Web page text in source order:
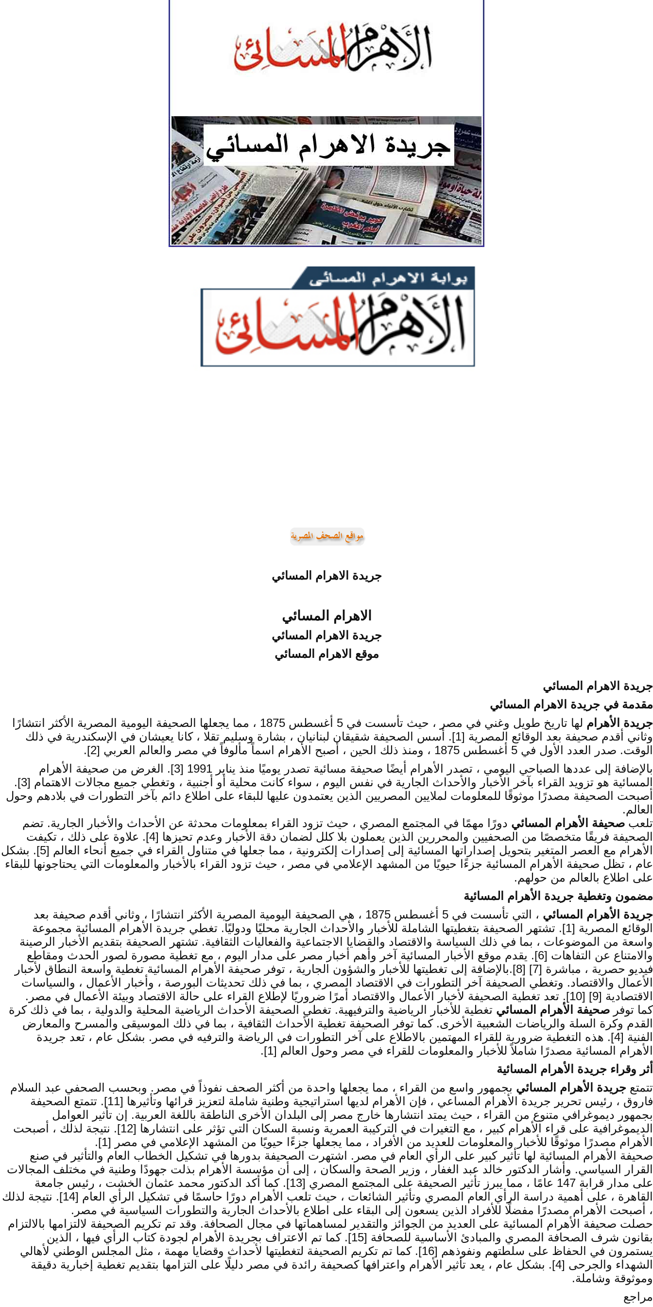
جريدة الاهرام المسائي
الاهرام المسائي
جريدة الاهرام المسائي
موقع الاهرام المسائي
جريدة الاهرام المسائي
مقدمة في جريدة الاهرام المسائي
جريدة الأهرام
لها تاريخ طويل وغني في مصر ، حيث تأسست في 5 أغسطس 1875 ، مما يجعلها الصحيفة اليومية المصرية الأكثر انتشارًا
وثاني أقدم صحيفة بعد الوقائع المصرية [1]. أسس الصحيفة شقيقان لبنانيان ، بشارة وسليم تقلا ، كانا يعيشان في الإسكندرية في ذلك
الوقت. صدر العدد الأول في 5 أغسطس 1875 ، ومنذ ذلك الحين ، أصبح الأهرام اسماً مألوفاً في مصر والعالم العربي [2].
بالإضافة إلى عددها الصباحي اليومي ، تصدر الأهرام أيضًا صحيفة مسائية تصدر يوميًا منذ يناير 1991 [3]. الغرض من صحيفة الأهرام
المسائية هو تزويد القراء بآخر الأخبار والأحداث الجارية في نفس اليوم ، سواء كانت محلية أو أجنبية ، وتغطي جميع مجالات الاهتمام [3].
أصبحت الصحيفة مصدرًا موثوقًا للمعلومات لملايين المصريين الذين يعتمدون عليها للبقاء على اطلاع دائم بآخر التطورات في بلادهم وحول
العالم.
تلعب صحيفة الأهرام المسائي دورًا مهمًا في المجتمع المصري ، حيث تزود القراء بمعلومات محدثة عن الأحداث والأخبار الجارية. تضم
الصحيفة فريقًا متخصصًا من الصحفيين والمحررين الذين يعملون بلا كلل لضمان دقة الأخبار وعدم تحيزها [4]. علاوة على ذلك ، تكيفت
الأهرام مع العصر المتغير بتحويل إصداراتها المسائية إلى إصدارات إلكترونية ، مما جعلها في متناول القراء في جميع أنحاء العالم [5]. بشكل
عام ، تظل صحيفة الأهرام المسائية جزءًا حيويًا من المشهد الإعلامي في مصر ، حيث تزود القراء بالأخبار والمعلومات التي يحتاجونها للبقاء
على اطلاع بالعالم من حولهم.
مضمون وتغطية جريدة الأهرام المسائية
جريدة الأهرام المسائي
، التي تأسست في 5 أغسطس 1875 ، هي الصحيفة اليومية المصرية الأكثر انتشارًا ، وثاني أقدم صحيفة بعد
الوقائع المصرية [1]. تشتهر الصحيفة بتغطيتها الشاملة للأخبار والأحداث الجارية محليًا ودوليًا. تغطي جريدة الأهرام المسائية مجموعة
واسعة من الموضوعات ، بما في ذلك السياسة والاقتصاد والقضايا الاجتماعية والفعاليات الثقافية. تشتهر الصحيفة بتقديم الأخبار الرصينة
والامتناع عن التفاهات [6]. يقدم موقع الأخبار المسائية آخر وأهم أخبار مصر على مدار اليوم ، مع تغطية مصورة لصور الحدث ومقاطع
فيديو حصرية ، مباشرة [7] [8].بالإضافة إلى تغطيتها للأخبار والشؤون الجارية ، توفر صحيفة الأهرام المسائية تغطية واسعة النطاق لأخبار
الأعمال والاقتصاد. وتغطي الصحيفة آخر التطورات في الاقتصاد المصري ، بما في ذلك تحديثات البورصة ، وأخبار الأعمال ، والسياسات
الاقتصادية [9] [10]. تعد تغطية الصحيفة لأخبار الأعمال والاقتصاد أمرًا ضروريًا لإطلاع القراء على حالة الاقتصاد وبيئة الأعمال في مصر.
كما توفر صحيفة الأهرام المسائي تغطية للأخبار الرياضية والترفيهية. تغطي الصحيفة الأحداث الرياضية المحلية والدولية ، بما في ذلك كرة
القدم وكرة السلة والرياضات الشعبية الأخرى. كما توفر الصحيفة تغطية الأحداث الثقافية ، بما في ذلك الموسيقى والمسرح والمعارض
الفنية [4]. هذه التغطية ضرورية للقراء المهتمين بالاطلاع على آخر التطورات في الرياضة والترفيه في مصر. بشكل عام ، تعد جريدة
الأهرام المسائية مصدرًا شاملاً للأخبار والمعلومات للقراء في مصر وحول العالم [1].
أثر وقراء جريدة الأهرام المسائية
تتمتع جريدة الأهرام المسائي بجمهور واسع من القراء ، مما يجعلها واحدة من أكثر الصحف نفوذاً في مصر. وبحسب الصحفي عبد السلام
فاروق ، رئيس تحرير جريدة الأهرام المساعي ، فإن الأهرام لديها استراتيجية وطنية شاملة لتعزيز قرائها وتأثيرها [11]. تتمتع الصحيفة
بجمهور ديموغرافي متنوع من القراء ، حيث يمتد انتشارها خارج مصر إلى البلدان الأخرى الناطقة باللغة العربية. إن تأثير العوامل
الديموغرافية على قراء الأهرام كبير ، مع التغيرات في التركيبة العمرية ونسبة السكان التي تؤثر على انتشارها [12]. نتيجة لذلك ، أصبحت
الأهرام مصدرًا موثوقًا للأخبار والمعلومات للعديد من الأفراد ، مما يجعلها جزءًا حيويًا من المشهد الإعلامي في مصر [1].
صحيفة الأهرام المسائية لها تأثير كبير على الرأي العام في مصر. اشتهرت الصحيفة بدورها في تشكيل الخطاب العام والتأثير في صنع
القرار السياسي. وأشار الدكتور خالد عبد الغفار ، وزير الصحة والسكان ، إلى أن مؤسسة الأهرام بذلت جهودًا وطنية في مختلف المجالات
على مدار قرابة 147 عامًا ، مما يبرز تأثير الصحيفة على المجتمع المصري [13]. كما أكد الدكتور محمد عثمان الخشت ، رئيس جامعة
القاهرة ، على أهمية دراسة الرأي العام المصري وتأثير الشائعات ، حيث تلعب الأهرام دورًا حاسمًا في تشكيل الرأي العام [14]. نتيجة لذلك
، أصبحت الأهرام مصدرًا مفضلًا للأفراد الذين يسعون إلى البقاء على اطلاع بالأحداث الجارية والتطورات السياسية في مصر.
حصلت صحيفة الأهرام المسائية على العديد من الجوائز والتقدير لمساهماتها في مجال الصحافة. وقد تم تكريم الصحيفة لالتزامها بالالتزام
بقانون شرف الصحافة المصري والمبادئ الأساسية للصحافة [15]. كما تم الاعتراف بجريدة الأهرام لجودة كتاب الرأي فيها ، الذين
يستمرون في الحفاظ على سلطتهم ونفوذهم [16]. كما تم تكريم الصحيفة لتغطيتها لأحداث وقضايا مهمة ، مثل المجلس الوطني لأهالي
الشهداء والجرحى [4]. بشكل عام ، يعد تأثير الأهرام واعترافها كصحيفة رائدة في مصر دليلًا على التزامها بتقديم تغطية إخبارية دقيقة
وموثوقة وشاملة.
مراجع